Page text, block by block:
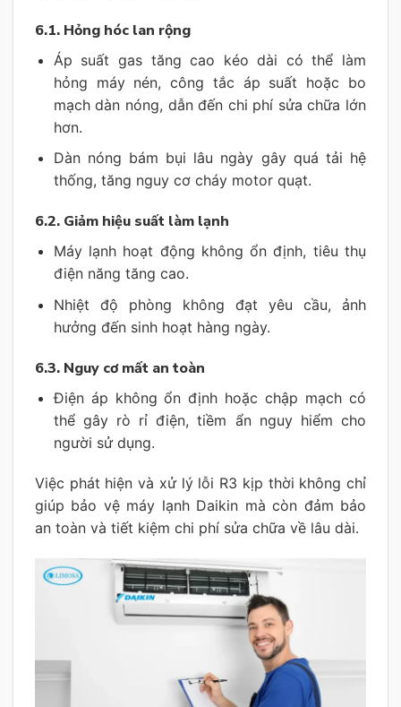
6.1. Hỏng hóc lan rộng
Áp suất gas tăng cao kéo dài có thể làm
hỏng máy nén, công tắc áp suất hoặc bo
mạch dàn nóng, dẫn đến chi phí sửa chữa lớn
hơn.
Dàn nóng bám bụi lâu ngày gây quá tải hệ
thống, tăng nguy cơ cháy motor quạt.
6.2. Giảm hiệu suất làm lạnh
Máy lạnh hoạt động không ổn định, tiêu thụ
điện năng tăng cao.
Nhiệt độ phòng không đạt yêu cầu, ảnh
hưởng đến sinh hoạt hàng ngày.
6.3. Nguy cơ mất an toàn
Điện áp không ổn định hoặc chập mạch có
thể gây rò rỉ điện, tiềm ẩn nguy hiểm cho
người sử dụng.
Việc phát hiện và xử lý lỗi R3 kịp thời không chỉ
giúp bảo vệ máy lạnh Daikin mà còn đảm bảo
an toàn và tiết kiệm chi phí sửa chữa về lâu dài.